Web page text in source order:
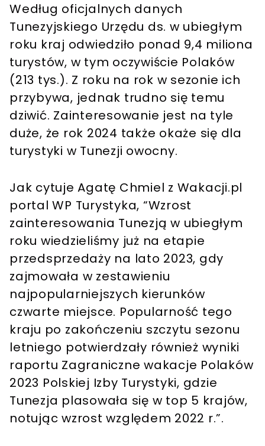
Według oficjalnych danych
Tunezyjskiego Urzędu ds. w ubiegłym
roku kraj odwiedziło ponad 9,4 miliona
turystów, w tym oczywiście Polaków
(213 tys.). Z roku na rok w sezonie ich
przybywa, jednak trudno się temu
dziwić. Zainteresowanie jest na tyle
duże, że rok 2024 także okaże się dla
turystyki w Tunezji owocny.
Jak cytuje Agatę Chmiel z Wakacji.pl
portal WP Turystyka, “Wzrost
zainteresowania Tunezją w ubiegłym
roku wiedzieliśmy już na etapie
przedsprzedaży na lato 2023, gdy
zajmowała w zestawieniu
najpopularniejszych kierunków
czwarte miejsce. Popularność tego
kraju po zakończeniu szczytu sezonu
letniego potwierdzały również wyniki
raportu Zagraniczne wakacje Polaków
2023 Polskiej Izby Turystyki, gdzie
Tunezja plasowała się w top 5 krajów,
notując wzrost względem 2022 r.”.